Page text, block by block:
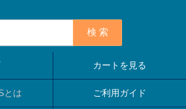
検 索
カートを見る
とは ご利用ガイド